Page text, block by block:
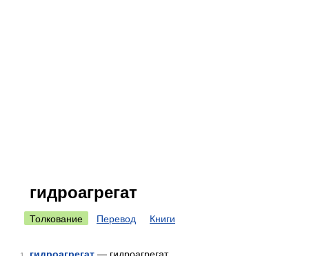
гидроагрегат
Толкование Перевод Книги